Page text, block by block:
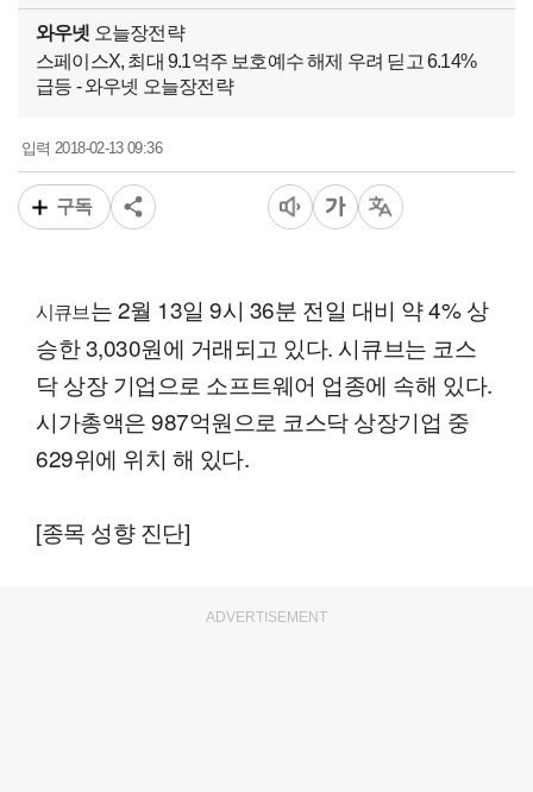
와우넷 오늘장전략
스페이스X, 최대 9.1억주 보호예수 해제 우려 딛고 6.14%
급등 - 와우넷 오늘장전략
입력2018-02-13 09:36
구독
시큐브는 2월 13일 9시 36분 전일 대비 약 4% 상
승한 3,030원에 거래되고 있다. 시큐브는 코스
닥 상장 기업으로 소프트웨어 업종에 속해 있다.
시가총액은 987억원으로 코스닥 상장기업 중
629위에 위치 해 있다.
[종목 성향 진단]
ADVERTISEMENT